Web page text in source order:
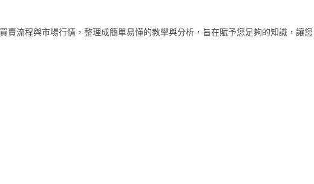
流程與市場行情，整理成簡單易懂的教學與分析，旨在賦予您足夠的知識，讓您